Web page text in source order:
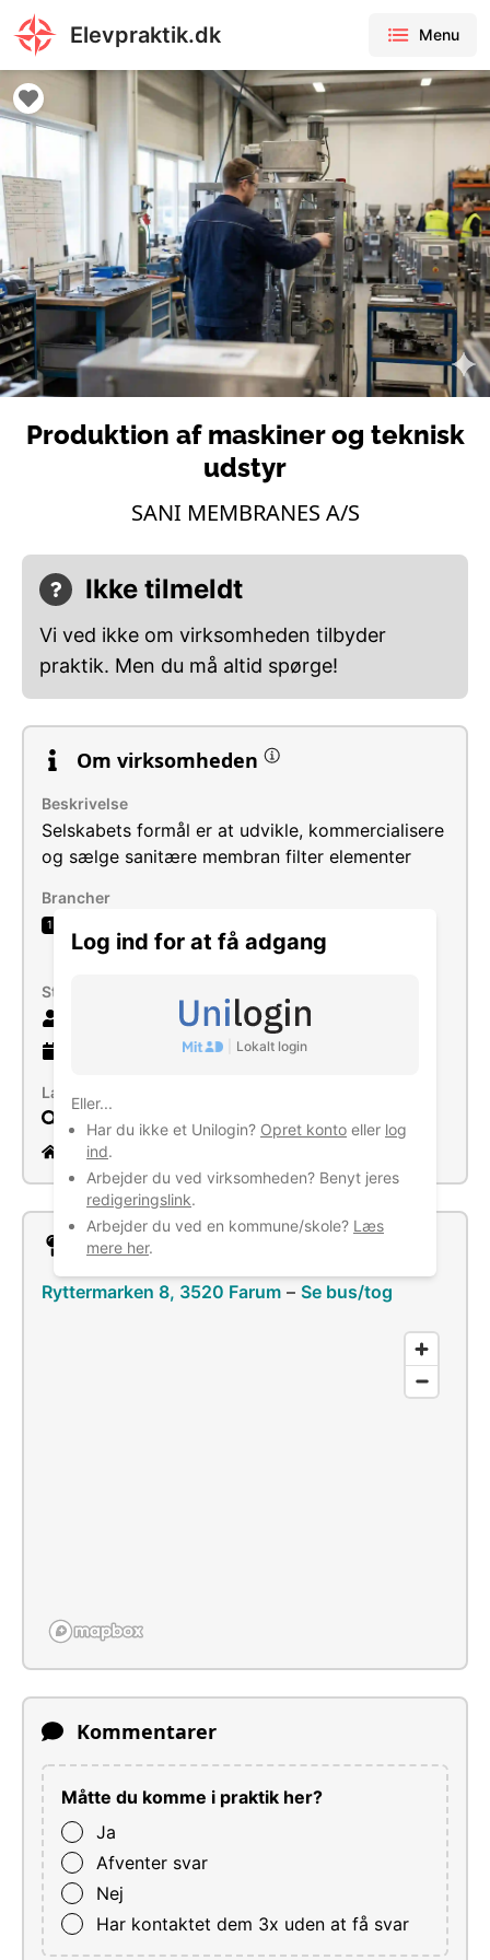
Elevpraktik.dk Menu
Log ind for at få adgang
Lokalt login
Eller...
Har du ikke et Unilogin? Opret konto eller log
ind.
Arbejder du ved virksomheden? Benyt jeres
redigeringslink.
Arbejder du ved en kommune/skole? Læs
mere her.
Produktion af maskiner og teknisk
udstyr
SANI MEMBRANES A/S
Ikke tilmeldt
Vi ved ikke om virksomheden tilbyder
praktik. Men du må altid spørge!
Om virksomheden
Beskrivelse
Selskabets formål er at udvikle, kommercialisere
og sælge sanitære membran filter elementer
Brancher
1
formål i.a.n.
Størrelse
gammel virksomhed
Læs mere
Søg
www.sanimembranes.com
Lokation
Ryttermarken 8, 3520 Farum – Se bus/tog
Kommentarer
Måtte du komme i praktik her?
Ja
Afventer svar
Nej
Har kontaktet dem 3x uden at få svar